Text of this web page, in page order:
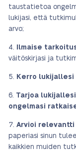
taustatietoa
lukijasi, että
arvo;
Ilmaise
väitöskirjasi ja
Kerro
Tarjoa
ongelmasi
Arvioi relevantti
paperiasi sinun
kaikkien muiden